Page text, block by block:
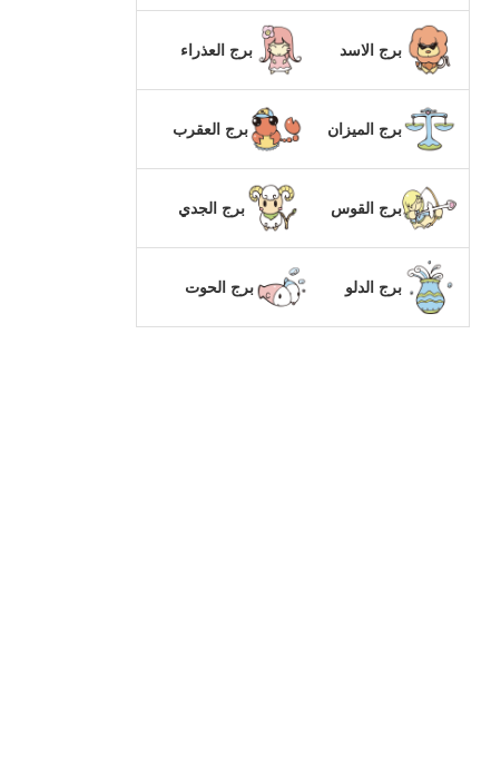
برج الاسد برج العذراء
برج الميزان برج العقرب
برج القوس برج الجدي
برج الدلو برج الحوت